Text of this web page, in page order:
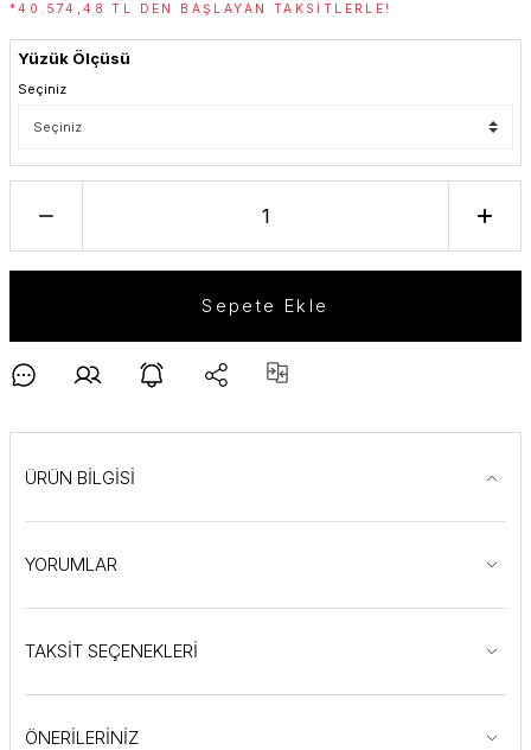
*40.574,48 TL DEN BAŞLAYAN TAKSITLERLE!
Yüzük Ölçüsü
Seçiniz
Sepete Ekle
ÜRÜN BİLGİSİ
YORUMLAR
TAKSİT SEÇENEKLERİ
ÖNERİLERİNİZ